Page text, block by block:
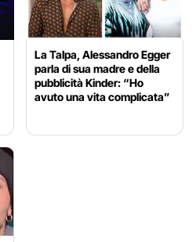
La Talpa, Alessandro Egger
parla di sua madre e della
pubblicità Kinder: “Ho
avuto una vita complicata”